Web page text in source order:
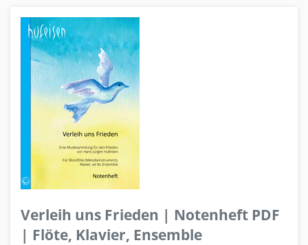
Verleih uns Frieden | Notenheft PDF
| Flöte, Klavier, Ensemble